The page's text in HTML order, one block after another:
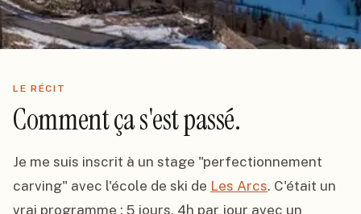
LE RÉCIT
Comment ça s'est passé.
Je me suis inscrit à un stage "perfectionnement
carving" avec l'école de ski de Les Arcs. C'était un
vrai programme : 5 jours, 4h par jour avec un